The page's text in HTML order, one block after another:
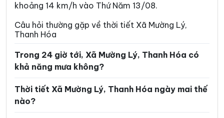
Xã Hồ Vương Xã Hoa Lộc
Xã Hóa Quỳ Xã Hoằng Châu
Xã Hoằng Lộc
Xã Hoằng Sơn Xã Hoằng Thanh
Xã Hoằng Tiến
khoảng 14 km/h vào Thứ Năm 13/08.
Câu hỏi thường gặp về thời tiết Xã Mường Lý,
Thanh Hóa
Trong 24 giờ tới, Xã Mường Lý, Thanh Hóa có
khả năng mưa không?
Thời tiết Xã Mường Lý, Thanh Hóa ngày mai thế
nào?